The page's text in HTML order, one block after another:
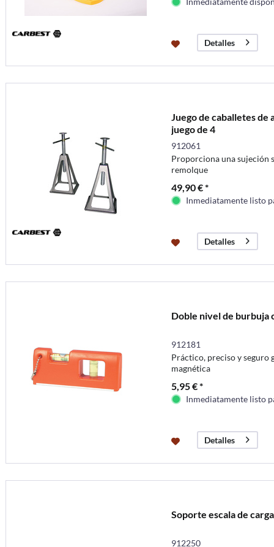
Detalles
Juego de caballetes de
juego de 4
912061
Proporciona una sujeción
remolque
49,90 € *
Inmediatamente listo
Detalles
Doble nivel de burbuja
912181
Práctico, preciso y seguro
magnética
5,95 € *
Inmediatamente listo
Detalles
Soporte escala de
912250